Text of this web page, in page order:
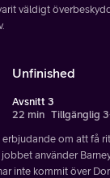
väldigt
Unfinished
Avsnitt 3
22 min Tillgänglig
om att få
använder
inte kommit över